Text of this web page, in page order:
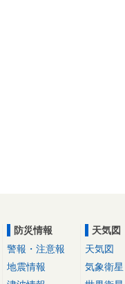
防災情報
警報・注意報
地震情報
天気図
天気図
気象衛星